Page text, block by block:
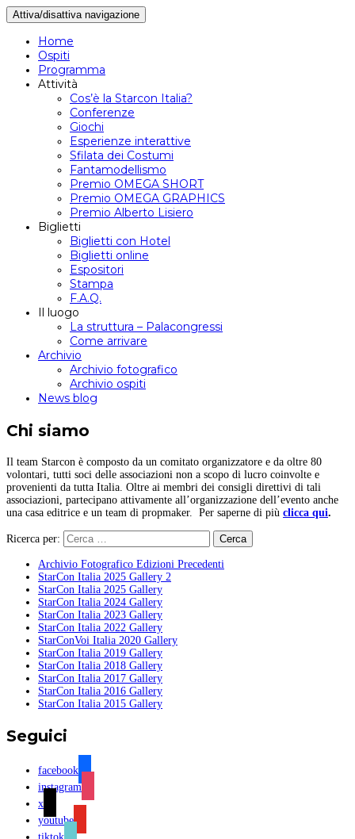
Attiva/disattiva navigazione
Home
Ospiti
Programma
Attività
Cos’è la Starcon Italia?
Conferenze
Giochi
Esperienze interattive
Sfilata dei Costumi
Fantamodellismo
Premio OMEGA SHORT
Premio OMEGA GRAPHICS
Premio Alberto Lisiero
Biglietti
Biglietti con Hotel
Biglietti online
Espositori
Stampa
F.A.Q.
Il luogo
La struttura – Palacongressi
Come arrivare
Archivio
Archivio fotografico
Archivio ospiti
News blog
Chi siamo
Il team Starcon è composto da un comitato organizzatore e da oltre 80
volontari, tutti soci delle associazioni non a scopo di lucro coinvolte e
provenienti da tutta Italia. Oltre ai membri dei consigli direttivi di tali
associazioni, partecipano attivamente all’organizzazione dell’evento anche
una casa editrice e un team di propmaker. Per saperne di più clicca qui.
Ricerca per:
Archivio Fotografico Edizioni Precedenti
StarCon Italia 2025 Gallery 2
StarCon Italia 2025 Gallery
StarCon Italia 2024 Gallery
StarCon Italia 2023 Gallery
StarCon Italia 2022 Gallery
StarConVoi Italia 2020 Gallery
StarCon Italia 2019 Gallery
StarCon Italia 2018 Gallery
StarCon Italia 2017 Gallery
StarCon Italia 2016 Gallery
StarCon Italia 2015 Gallery
Seguici
facebook
instagram
x
youtube